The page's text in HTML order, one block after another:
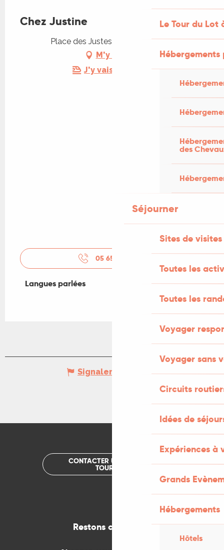
Le Tour du Lot
des
Séjourner
Sites de visites
Toutes les
Toutes les
Voyager
Voyager sans
Circuits
Idées de
Expériences à
Grands
Hébergements
Hôtels
Chez Justine
Place des Justes, 46700 Mauroux
M'y rendre
J'y vais en train !
05 65 31 69
Langues parlées
Langues parlées
Signaler une erreur
CONTACTER UN OFFICE DE
TOURISME
Restons connectés